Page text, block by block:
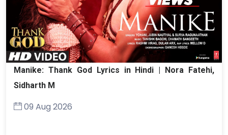
Manike: Thank God Lyrics in Hindi | Nora Fatehi,
Sidharth M
09 Aug 2026